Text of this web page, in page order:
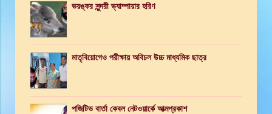
ভয়ঙ্কর সুন্দরী ভ্যাম্পায়ার হরিণ
মাতৃবিয়োগেও পরীক্ষায় অবিচল উচ্চ মাধ্যমিক ছাত্র
পজিটিভ বার্তা কেবল নেটওয়ার্কে আত্মপ্রকাশ